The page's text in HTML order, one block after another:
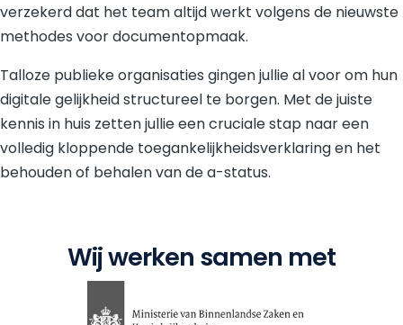
verzekerd dat het team altijd werkt volgens de nieuwste
methodes voor documentopmaak.
Talloze publieke organisaties gingen jullie al voor om hun
digitale gelijkheid structureel te borgen. Met de juiste
kennis in huis zetten jullie een cruciale stap naar een
volledig kloppende toegankelijkheidsverklaring en het
behouden of behalen van de a-status.
Wij werken samen met